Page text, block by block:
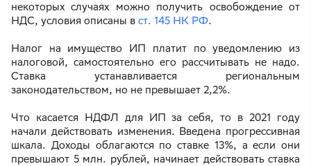
некоторых случаях можно получить освобождение от
НДС, условия описаны в ст. 145 НК РФ.
Налог на имущество ИП платит по уведомлению из
налоговой, самостоятельно его рассчитывать не надо.
Ставка устанавливается региональным
законодательством, но не превышает 2,2%.
Что касается НДФЛ для ИП за себя, то в 2021 году
начали действовать изменения. Введена прогрессивная
шкала. Доходы облагаются по ставке 13%, а если они
превышают 5 млн. рублей, начинает действовать ставка